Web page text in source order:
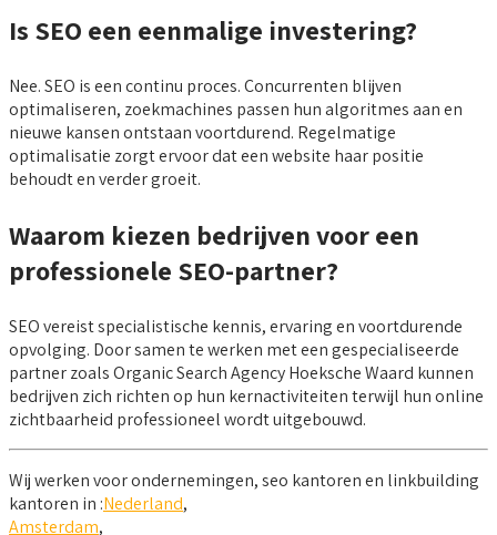
Is SEO een eenmalige investering?
Nee. SEO is een continu proces. Concurrenten blijven
optimaliseren, zoekmachines passen hun algoritmes aan en
nieuwe kansen ontstaan voortdurend. Regelmatige
optimalisatie zorgt ervoor dat een website haar positie
behoudt en verder groeit.
Waarom kiezen bedrijven voor een
professionele SEO-partner?
SEO vereist specialistische kennis, ervaring en voortdurende
opvolging. Door samen te werken met een gespecialiseerde
partner zoals Organic Search Agency Hoeksche Waard kunnen
bedrijven zich richten op hun kernactiviteiten terwijl hun online
zichtbaarheid professioneel wordt uitgebouwd.
Wij werken voor ondernemingen, seo kantoren en linkbuilding
kantoren in :Nederland,
Amsterdam,